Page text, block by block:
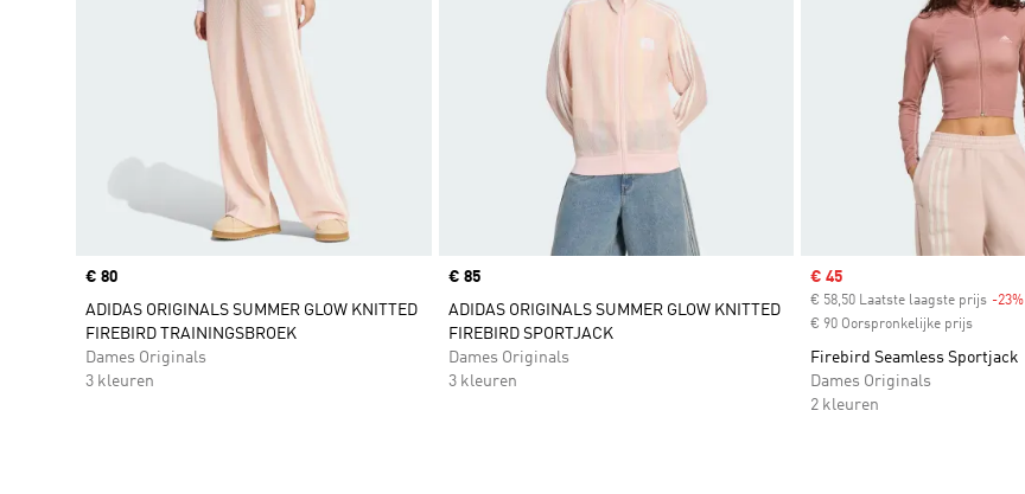
Price
€ 80
ADIDAS ORIGINALS SUMMER GLOW KNITTED
FIREBIRD TRAININGSBROEK
Dames Originals
3 kleuren
Price
€ 85
ADIDAS ORIGINALS SUMMER GLOW KNITTED
FIREBIRD SPORTJACK
Dames Originals
3 kleuren
Sale price
€ 45
€ 58,50 Laatste laagste prijs -23%
€ 90 Oorspronkelijke prijs
Firebird Seamless Sportjack
Dames Originals
2 kleuren